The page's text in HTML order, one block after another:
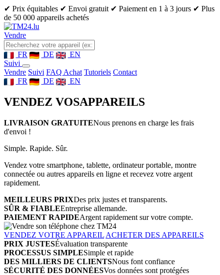
✔ Prix équitables ✔ Envoi gratuit ✔ Paiement en 1 à 3 jours ✔ Plus
de 50 000 appareils achetés
Vendre
FR DE
EN
Suivi
Vendre Suivi FAQ Achat Tutoriels Contact
FR
DE EN
VENDEZ VOSAPPAREILS
LIVRAISON GRATUITENous prenons en charge les frais
d'envoi !
Simple. Rapide. Sûr.
Vendez votre smartphone, tablette, ordinateur portable, montre
connectée ou autres appareils en ligne et recevez votre argent
rapidement.
MEILLEURS PRIXDes prix justes et transparents.
SÛR & FIABLEEntreprise allemande.
PAIEMENT RAPIDEArgent rapidement sur votre compte.
VENDEZ VOTRE APPAREIL ACHETER DES APPAREILS
PRIX JUSTESÉvaluation transparente
PROCESSUS SIMPLESimple et rapide
DES MILLIERS DE CLIENTSNous font confiance
SÉCURITÉ DES DONNÉESVos données sont protégées